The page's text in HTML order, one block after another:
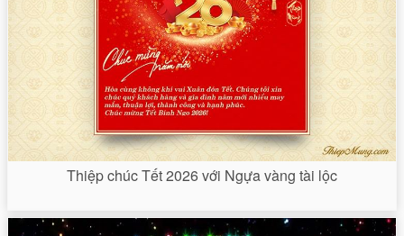
Thiệp chúc Tết 2026 với Ngựa vàng tài lộc